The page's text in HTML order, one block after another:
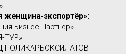
женщина-экспортёр»:
Бизнес Партнер»
ТУР»
ПОЛИКАРБОКСИЛАТОВ